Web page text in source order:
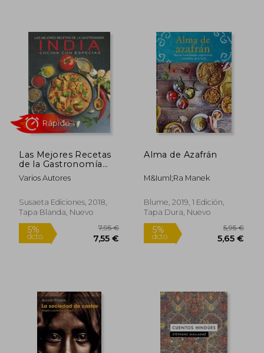
5%
dcto.
5%
dcto.
Rápido
Rápido
Las Mejores Recetas
de la Gastronomía
India: Cocina con
Especias
Varios Autores
Susaeta Ediciones, 2018,
Tapa Blanda, Nuevo
Alma de Azafrán
M&Iuml;Ra Manek
Blume, 2019, 1 Edición,
Tapa Dura, Nuevo